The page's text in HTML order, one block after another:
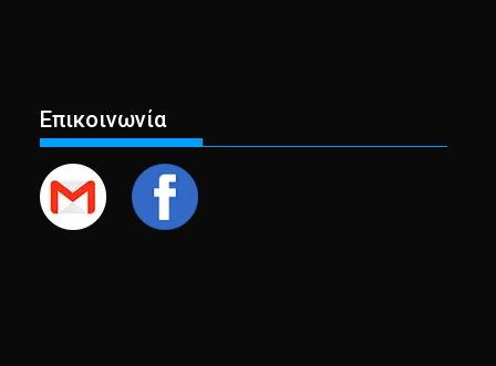
Επικοινωνία